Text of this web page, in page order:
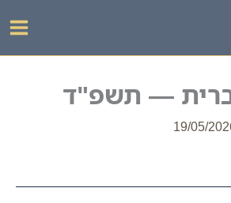
— תשפ"ד
19/05/